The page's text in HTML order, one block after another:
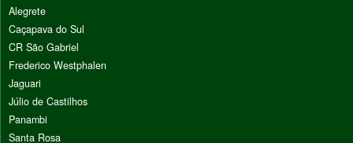
Alegrete
Caçapava do Sul
CR São Gabriel
Frederico Westphalen
Jaguari
Júlio de Castilhos
Panambi
Santa Rosa